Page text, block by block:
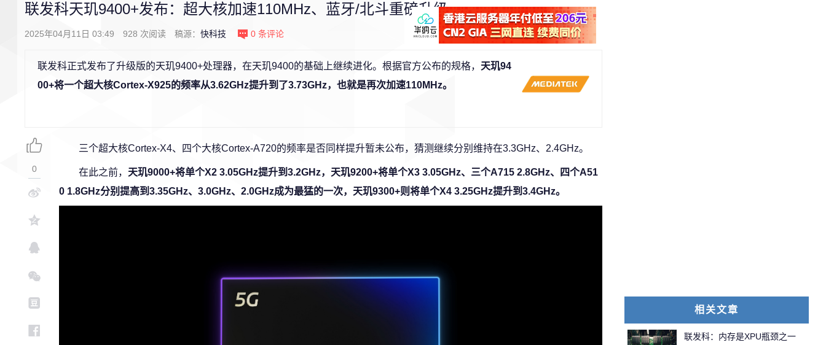
联发科天玑9400+发布：超大核加速110MHz、蓝牙/北斗重磅升级
2025年04月11日 03:49 928 次阅读 稿源： 快科技 0 条评论
联发科正式发布了升级版的天玑9400+处理器，在天玑9400的基础上继续进化。根据官方公布的规格， 天玑94
00+将一个超大核Cortex-X925的频率从3.62GHz提升到了3.73GHz，也就是再次加速110MHz。
三个超大核Cortex-X4、四个大核Cortex-A720的频率是否同样提升暂未公布，猜测继续分别维持在3.3GHz、2.4GHz。
在此之前， 天玑9000+将单个X2 3.05GHz提升到3.2GHz，天玑9200+将单个X3 3.05GHz、三个A715 2.8GHz、四个A51
0 1.8GHz分别提高到3.35GHz、3.0GHz、2.0GHz成为最猛的一次，天玑9300+则将单个X4 3.25GHz提升到3.4GHz。
0
相关文章
联发科：内存是XPU瓶颈之一